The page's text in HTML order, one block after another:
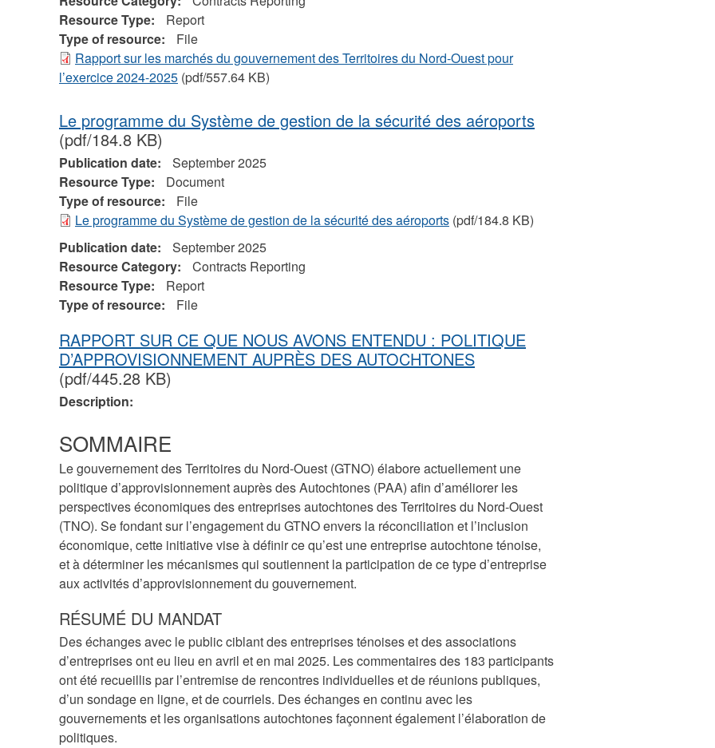
Resource Type:
Report
Type of resource:
File
Rapport sur les marchés du gouvernement des Territoires du Nord-Ouest pour
l’exercice 2024-2025(pdf/557.64 KB)
Le programme du Système de gestion de la sécurité des aéroports
(pdf/184.8 KB)
Publication date:
September 2025
Resource Type:
Document
Type of resource:
File
Le programme du Système de gestion de la sécurité des aéroports(pdf/184.8 KB)
Publication date:
September 2025
Resource Category:
Contracts Reporting
Resource Type:
Report
Type of resource:
File
RAPPORT SUR CE QUE NOUS AVONS ENTENDU : POLITIQUE
D’APPROVISIONNEMENT AUPRÈS DES AUTOCHTONES
(pdf/445.28 KB)
Description:
SOMMAIRE
Le gouvernement des Territoires du Nord-Ouest (GTNO) élabore actuellement une
politique d’approvisionnement auprès des Autochtones (PAA) afin d’améliorer les
perspectives économiques des entreprises autochtones des Territoires du Nord-Ouest
(TNO). Se fondant sur l’engagement du GTNO envers la réconciliation et l’inclusion
économique, cette initiative vise à définir ce qu’est une entreprise autochtone ténoise,
et à déterminer les mécanismes qui soutiennent la participation de ce type d’entreprise
aux activités d’approvisionnement du gouvernement.
RÉSUMÉ DU MANDAT
Des échanges avec le public ciblant des entreprises ténoises et des associations
d’entreprises ont eu lieu en avril et en mai 2025. Les commentaires des 183 participants
ont été recueillis par l’entremise de rencontres individuelles et de réunions publiques,
d’un sondage en ligne, et de courriels. Des échanges en continu avec les
gouvernements et les organisations autochtones façonnent également l’élaboration de
politiques.